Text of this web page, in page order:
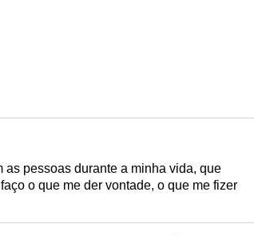
as pessoas durante a minha vida, que
o que me der vontade, o que me fizer